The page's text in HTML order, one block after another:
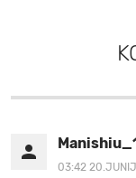
03:42